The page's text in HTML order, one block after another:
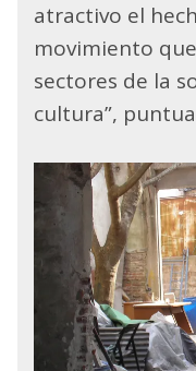
atractivo el
movimiento
sectores de la
cultura”,